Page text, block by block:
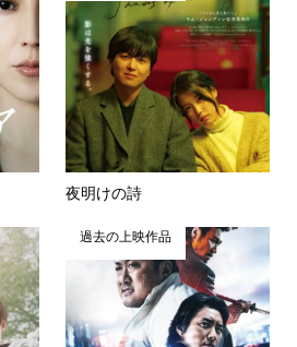
夜明けの詩
過去の上映作品